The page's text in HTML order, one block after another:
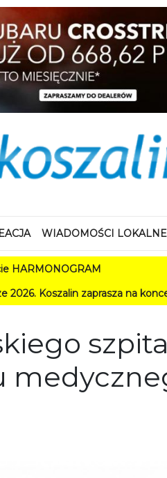
WIADOMOŚCI LOKALNE
zaprasza na koncerty, kino,